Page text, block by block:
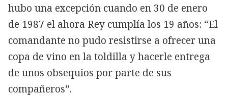
hubo una excepción cuando en 30 de enero
de 1987 el ahora Rey cumplía los 19 años: “El
comandante no pudo resistirse a ofrecer una
copa de vino en la toldilla y hacerle entrega
de unos obsequios por parte de sus
compañeros”.